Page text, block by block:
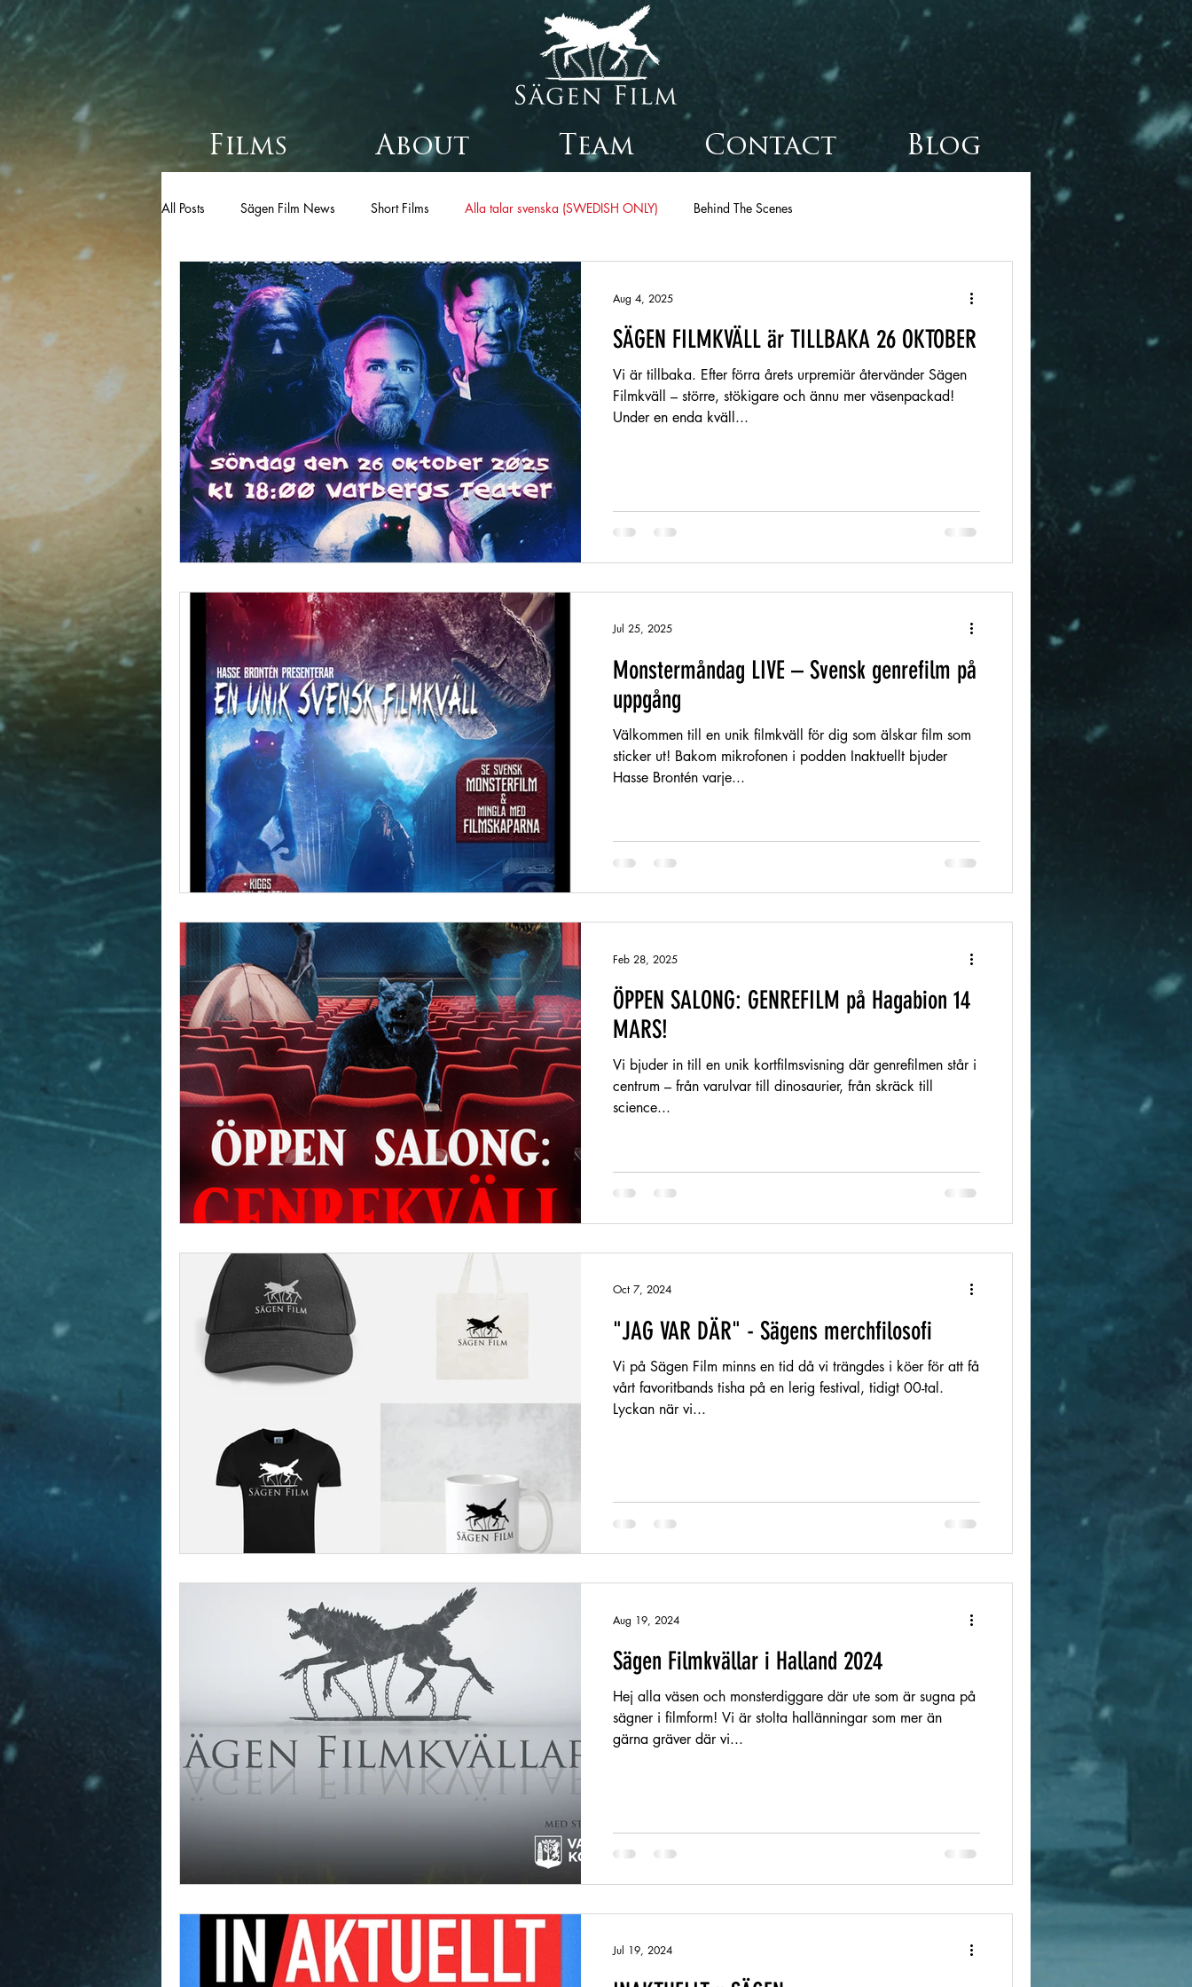
Films About Team Contact Blog
All Posts Sägen Film News Short Films Alla talar svenska (SWEDISH ONLY) Behind The Scenes
SÄGEN FILMKVÄLL är TILLBAKA 26 OKTOBER
Vi är tillbaka. Efter förra årets urpremiär återvänder Sägen
Filmkväll – större, stökigare och ännu mer väsenpackad!
Under en enda kväll...
Aug 4, 2025
Monstermåndag LIVE – Svensk genrefilm på
uppgång
Välkommen till en unik filmkväll för dig som älskar film som
sticker ut! Bakom mikrofonen i podden Inaktuellt bjuder
Hasse Brontén varje...
Jul 25, 2025
ÖPPEN SALONG: GENREFILM på Hagabion 14
MARS!
Vi bjuder in till en unik kortfilmsvisning där genrefilmen står i
centrum – från varulvar till dinosaurier, från skräck till
science...
Feb 28, 2025
"JAG VAR DÄR" - Sägens merchfilosofi
Vi på Sägen Film minns en tid då vi trängdes i köer för att få
vårt favoritbands tisha på en lerig festival, tidigt 00-tal.
Lyckan när vi...
Oct 7, 2024
Sägen Filmkvällar i Halland 2024
Hej alla väsen och monsterdiggare där ute som är sugna på
sägner i filmform! Vi är stolta hallänningar som mer än
gärna gräver där vi...
Aug 19, 2024
Jul 19, 2024